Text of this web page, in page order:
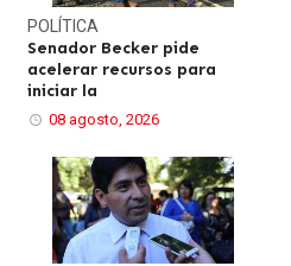
POLÍTICA
Senador Becker pide
acelerar recursos para
iniciar la
08 agosto, 2026